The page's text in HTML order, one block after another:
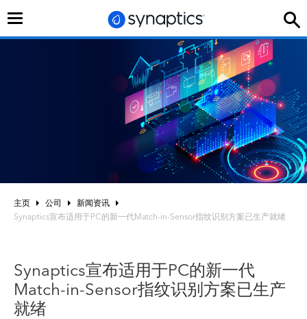
切
主页 公司
新闻资讯
Synaptics宣布适用于PC的新一代Match-in-Sensor指纹识别方案已生产就绪
Synaptics宣布适用于PC的新一代
Match-in-Sensor指纹识别方案已生产
就绪